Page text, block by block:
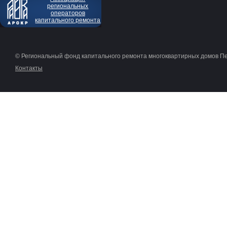
региональных
операторов
капитального ремонта
© Региональный фонд капитального ремонта многоквартирных домов
Контакты